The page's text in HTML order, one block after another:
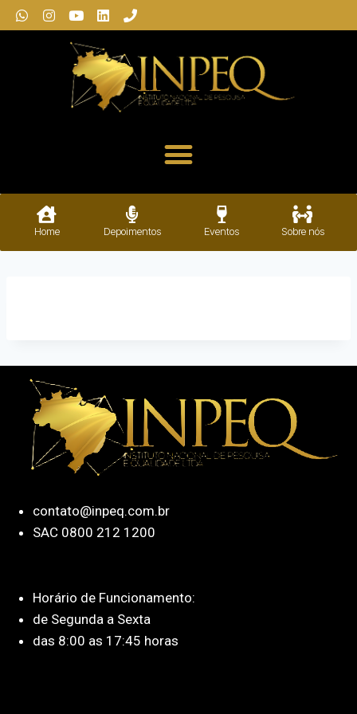
Home Depoimentos Eventos Sobre nós
contato@inpeq.com.br
SAC 0800 212 1200
Horário de Funcionamento:
de Segunda a Sexta
das 8:00 as 17:45 horas